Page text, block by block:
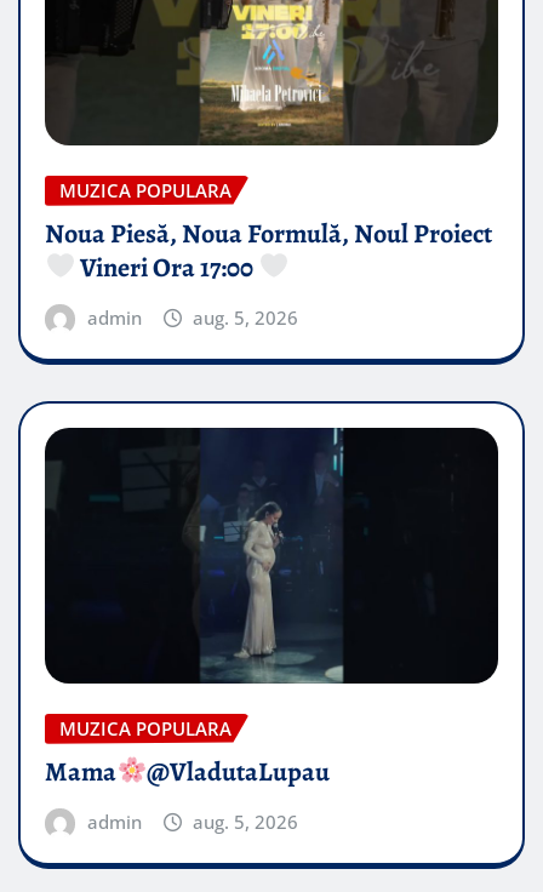
MUZICA POPULARA
Noua Piesă, Noua Formulă, Noul Proiect
Vineri Ora 17:00
admin aug. 5, 2026
MUZICA POPULARA
Mama @VladutaLupau
admin aug. 5, 2026